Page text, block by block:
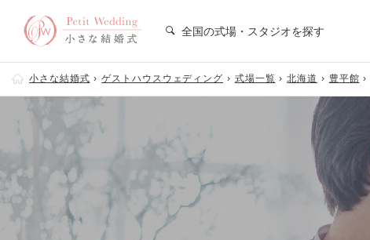
全国の式場・スタジオを探す
小さな結婚式 ゲストハウスウェディング 式場一覧 北海道 豊平館